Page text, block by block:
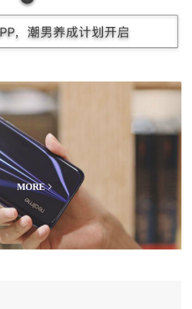
性：「PITAKA数码三件套」评
科技、设计与生活更好的结合。
码测评
MORE